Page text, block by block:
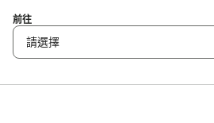
前往
請選擇